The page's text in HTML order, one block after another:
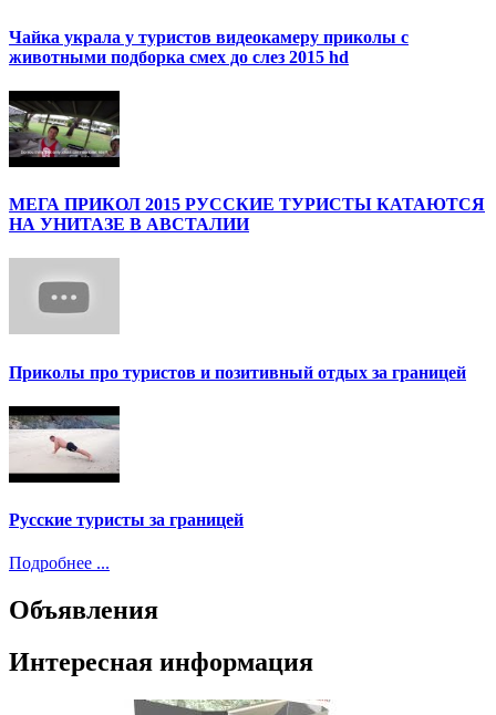
Чайка украла у туристов видеокамеру приколы с
животными подборка смех до слез 2015 hd
МЕГА ПРИКОЛ 2015 РУССКИЕ ТУРИСТЫ КАТАЮТСЯ
НА УНИТАЗЕ В АВСТАЛИИ
Приколы про туристов и позитивный отдых за границей
Русские туристы за границей
Подробнее ...
Объявления
Интересная информация